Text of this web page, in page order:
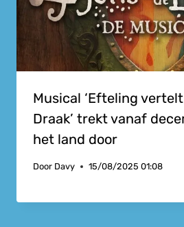
Musical ‘Efteling
Draak’ trekt vanaf
het land door
Door Davy 15/08/2025 01:08